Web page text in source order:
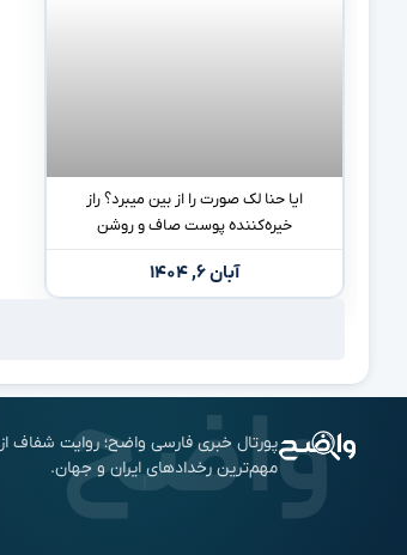
ایا حنا لک صورت را از بین میبرد؟ راز
خیره‌کننده پوست صاف و روشن
آبان ۶, ۱۴۰۴
پورتال خبری فارسی واضح؛ روایت شفاف از
مهم‌ترین رخدادهای ایران و جهان.